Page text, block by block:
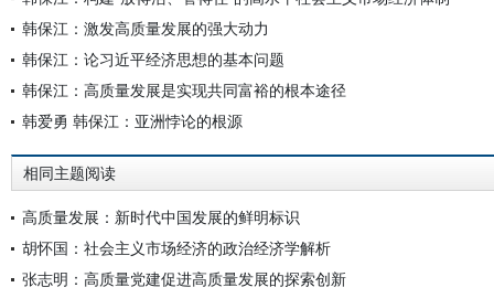
韩保江：激发高质量发展的强大动力
韩保江：论习近平经济思想的基本问题
韩保江：高质量发展是实现共同富裕的根本途径
韩爱勇 韩保江：亚洲悖论的根源
相同主题阅读
高质量发展：新时代中国发展的鲜明标识
胡怀国：社会主义市场经济的政治经济学解析
张志明：高质量党建促进高质量发展的探索创新